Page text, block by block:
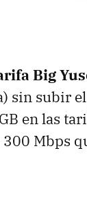
Big
sin subir
en las
Mbps